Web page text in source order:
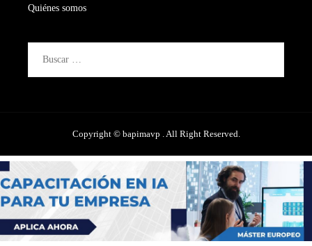
Quiénes somos
Copyright © bapimavp . All Right Reserved.